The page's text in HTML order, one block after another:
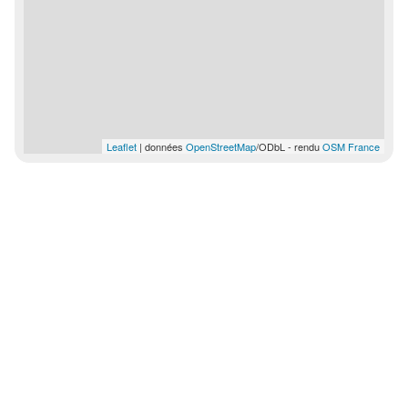
Leaflet | données OpenStreetMap/ODbL - renduOSM France